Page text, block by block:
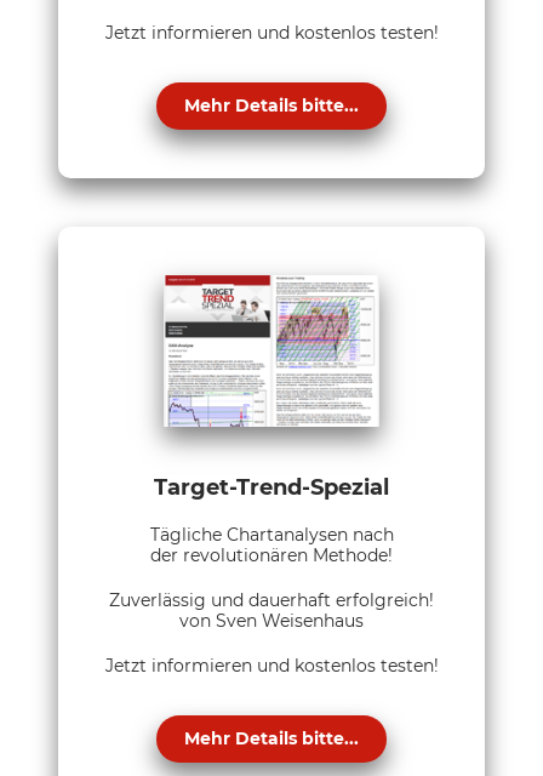
Jetzt informieren und kostenlos testen!
Mehr Details bitte...
Target-Trend-Spezial
Tägliche Chartanalysen nach
der revolutionären Methode!
Zuverlässig und dauerhaft erfolgreich!
von Sven Weisenhaus
Jetzt informieren und kostenlos testen!
Mehr Details bitte...